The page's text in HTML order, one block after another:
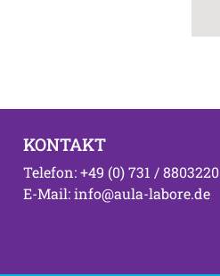
KONTAKT
Telefon: +49 (0) 731 / 8803220
E-Mail: info@aula-labore.de